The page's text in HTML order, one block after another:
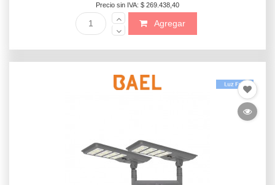
Precio sin IVA: $ 269.438,40
Agregar